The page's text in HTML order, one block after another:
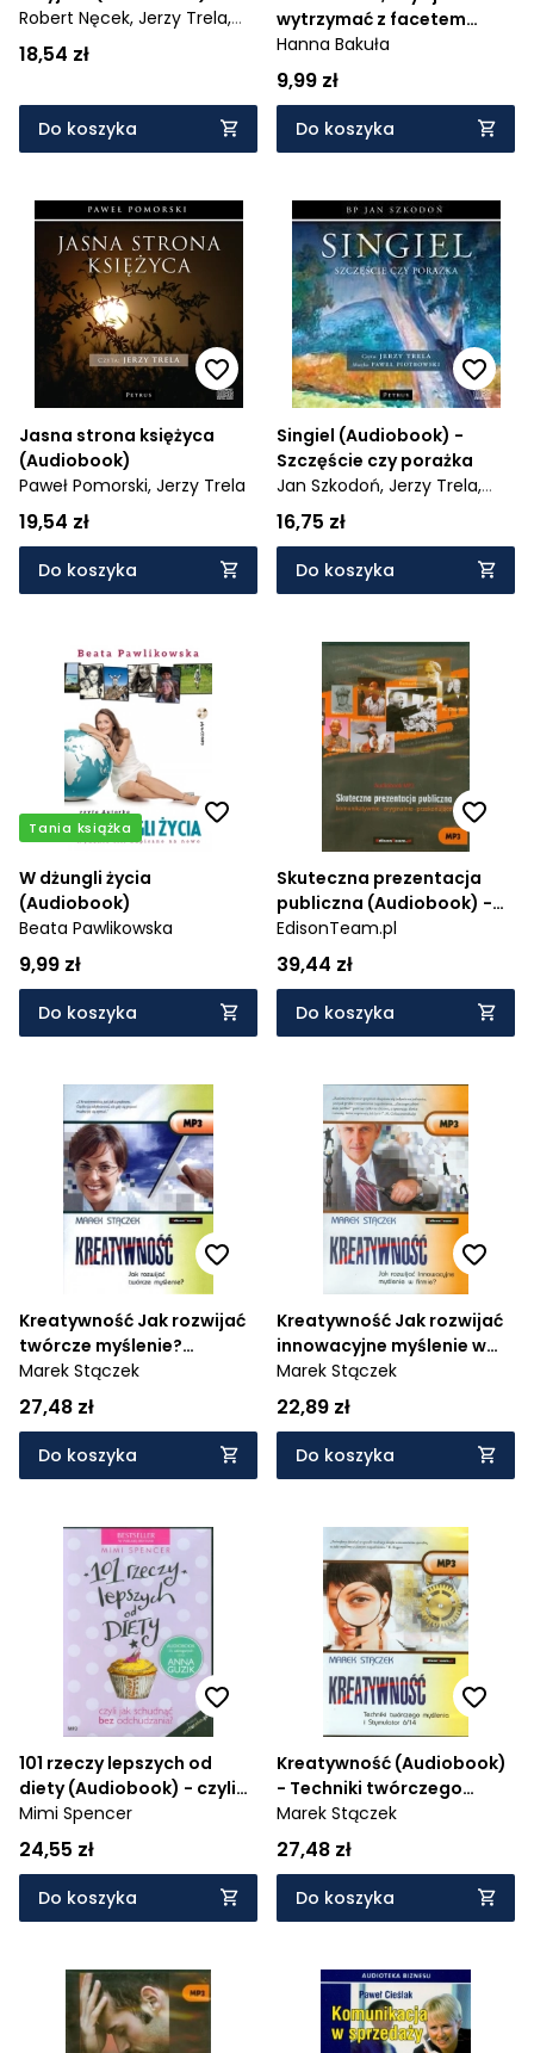
Robert Nęcek, Jerzy Trela,
Paweł Piotrowski
18,54 zł
Do koszyka
wytrzymać z facetem
(Audiobook)
Hanna Bakuła
9,99 zł
Do koszyka
Jasna strona księżyca
(Audiobook)
Paweł Pomorski, Jerzy Trela
19,54 zł
Do koszyka
Singiel (Audiobook) -
Szczęście czy porażka
Jan Szkodoń, Jerzy Trela,
Paweł Piotrowski
16,75 zł
Do koszyka
Tania książka
W dżungli życia
(Audiobook)
Beata Pawlikowska
9,99 zł
Do koszyka
Skuteczna prezentacja
publiczna (Audiobook) -
komunikatywnie -
oryginalnie - przekonująco
EdisonTeam.pl
39,44 zł
Do koszyka
Kreatywność Jak rozwijać
twórcze myślenie?
(Audiobook)
Marek Stączek
27,48 zł
Do koszyka
Kreatywność Jak rozwijać
innowacyjne myślenie w
firmie? (Audiobook)
Marek Stączek
22,89 zł
Do koszyka
101 rzeczy lepszych od
diety (Audiobook) - czyli
jak schudnąć bez
odchudzania?
Mimi Spencer
24,55 zł
Do koszyka
Kreatywność (Audiobook)
- Techniki twórczego
myślenia i Stymulator 6/14
Marek Stączek
27,48 zł
Do koszyka